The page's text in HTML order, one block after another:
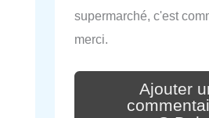
supermarché, c'est
merci.
Ajouter